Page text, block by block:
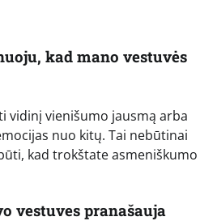
kad mano vestuvės
vidinį vienišumo jausmą arba
nuo kitų. Tai nebūtinai
kad trokštate asmeniškumo
vestuves pranašauja